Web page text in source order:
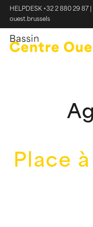
HELPDESK +32 2 880 29 87
ouest.brussels
Place